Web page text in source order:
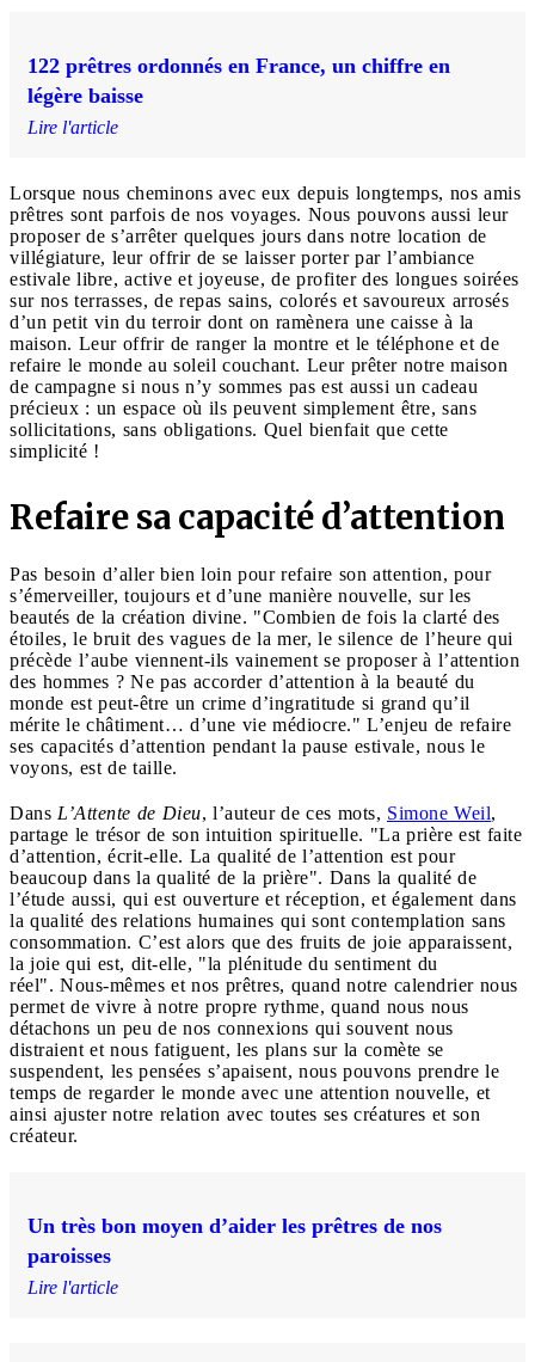
122 prêtres ordonnés en France, un chiffre en
légère baisse
Lire l'article
Lorsque nous cheminons avec eux depuis longtemps, nos amis
prêtres sont parfois de nos voyages. Nous pouvons aussi leur
proposer de s’arrêter quelques jours dans notre location de
villégiature, leur offrir de se laisser porter par l’ambiance
estivale libre, active et joyeuse, de profiter des longues soirées
sur nos terrasses, de repas sains, colorés et savoureux arrosés
d’un petit vin du terroir dont on ramènera une caisse à la
maison. Leur offrir de ranger la montre et le téléphone et de
refaire le monde au soleil couchant. Leur prêter notre maison
de campagne si nous n’y sommes pas est aussi un cadeau
précieux : un espace où ils peuvent simplement être, sans
sollicitations, sans obligations. Quel bienfait que cette
simplicité !
Refaire sa capacité d’attention
Pas besoin d’aller bien loin pour refaire son attention, pour
s’émerveiller, toujours et d’une manière nouvelle, sur les
beautés de la création divine. "Combien de fois la clarté des
étoiles, le bruit des vagues de la mer, le silence de l’heure qui
précède l’aube viennent-ils vainement se proposer à l’attention
des hommes ? Ne pas accorder d’attention à la beauté du
monde est peut-être un crime d’ingratitude si grand qu’il
mérite le châtiment… d’une vie médiocre." L’enjeu de refaire
ses capacités d’attention pendant la pause estivale, nous le
voyons, est de taille.
Dans L’Attente de Dieu, l’auteur de ces mots, Simone Weil,
partage le trésor de son intuition spirituelle. "La prière est faite
d’attention, écrit-elle. La qualité de l’attention est pour
beaucoup dans la qualité de la prière". Dans la qualité de
l’étude aussi, qui est ouverture et réception, et également dans
la qualité des relations humaines qui sont contemplation sans
consommation. C’est alors que des fruits de joie apparaissent,
la joie qui est, dit-elle, "la plénitude du sentiment du
réel". Nous-mêmes et nos prêtres, quand notre calendrier nous
permet de vivre à notre propre rythme, quand nous nous
détachons un peu de nos connexions qui souvent nous
distraient et nous fatiguent, les plans sur la comète se
suspendent, les pensées s’apaisent, nous pouvons prendre le
temps de regarder le monde avec une attention nouvelle, et
ainsi ajuster notre relation avec toutes ses créatures et son
créateur.
Un très bon moyen d’aider les prêtres de nos
paroisses
Lire l'article